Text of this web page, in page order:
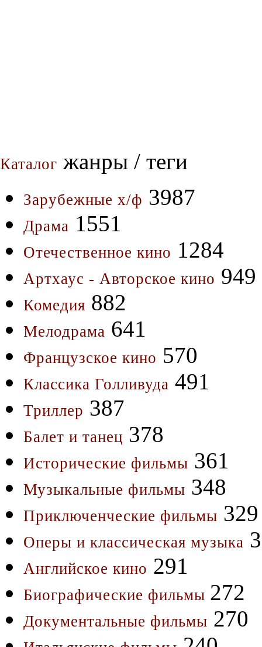
Каталог жанры / теги
Зарубежные х/ф 3987
Драма 1551
Отечественное кино 1284
Артхаус - Авторское кино 949
Комедия 882
Мелодрама 641
Французское кино 570
Классика Голливуда 491
Триллер 387
Балет и танец 378
Исторические фильмы 361
Музыкальные фильмы 348
Приключенческие фильмы 329
Оперы и классическая музыка
Английское кино 291
Биографические фильмы 272
Документальные фильмы 270